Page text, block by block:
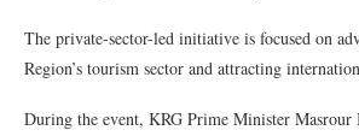
The private-sector-led initiative is focused on
Region’s tourism sector and attracting
During the event, KRG Prime Minister Masrour